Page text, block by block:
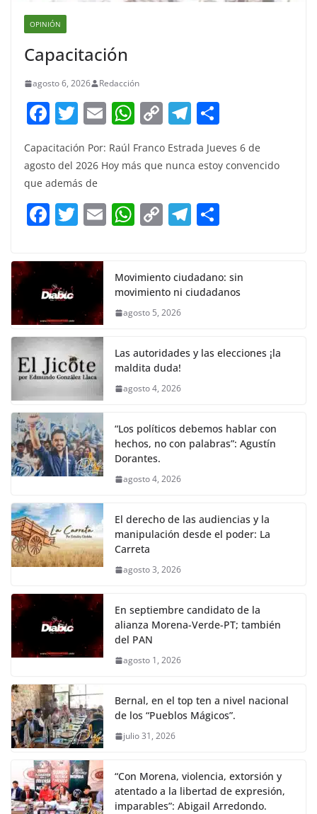
OPINIÓN
Capacitación
agosto 6, 2026 Redacción
F
a
c
e
b
o
k
T
itt
er
E
m
ai
W
at
A
p
C
p
Li
n
T
el
e
a
m
ar
e
Capacitación Por: Raúl Franco Estrada Jueves 6 de
agosto del 2026 Hoy más que nunca estoy convencido
que además de
F
c
e
b
o
o
k
T
itt
er
E W
s
A
p
C
y
Li
k
T
gr
a
e
Movimiento ciudadano: sin
movimiento ni ciudadanos
agosto 5, 2026
Las autoridades y las elecciones ¡la
maldita duda!
agosto 4, 2026
“Los políticos debemos hablar con
hechos, no con palabras”: Agustín
Dorantes.
agosto 4, 2026
El derecho de las audiencias y la
manipulación desde el poder: La
Carreta
agosto 3, 2026
En septiembre candidato de la
alianza Morena-Verde-PT; también
del PAN
agosto 1, 2026
Bernal, en el top ten a nivel nacional
de los “Pueblos Mágicos”.
julio 31, 2026
“Con Morena, violencia, extorsión y
atentado a la libertad de expresión,
imparables”: Abigail Arredondo.